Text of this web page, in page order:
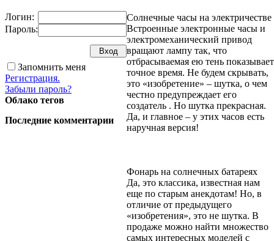
Логин:
Пароль:
Запомнить меня
Регистрация.
Забыли пароль?
Облако тегов
Последние комментарии
Солнечные часы на электричестве
Встроенные электронные часы и
электромеханический привод
вращают лампу так, что
отбрасываемая ею тень показывает
точное время. Не будем скрывать,
это «изобретение» – шутка, о чем
честно предупреждает его
создатель . Но шутка прекрасная.
Да, и главное – у этих часов есть
наручная версия!
Фонарь на солнечных батареях
Да, это классика, известная нам
еще по старым анекдотам! Но, в
отличие от предыдущего
«изобретения», это не шутка. В
продаже можно найти множество
самых интересных моделей с